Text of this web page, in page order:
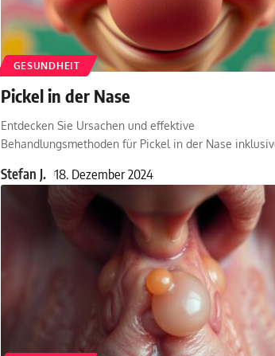
GESUNDHEIT
Pickel in der Nase
Entdecken Sie Ursachen und effektive
Behandlungsmethoden für Pickel in der Nase
Stefan J. 18. Dezember 2024